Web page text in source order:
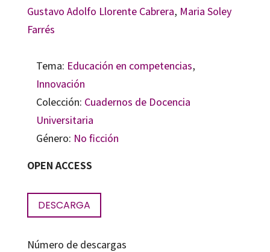
Gustavo Adolfo Llorente Cabrera, Maria Soley
Farrés
Tema: Educación en competencias,
Innovación
Colección: Cuadernos de Docencia
Universitaria
Género: No ficción
OPEN ACCESS
DESCARGA
Número de descargas